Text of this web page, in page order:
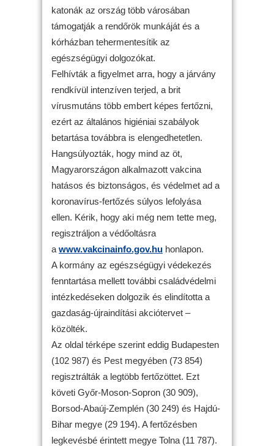
katonák az ország több városában
támogatják a rendőrök munkáját és a
kórházban tehermentesítik az
egészségügyi dolgozókat.
Felhívták a figyelmet arra, hogy a járvány
rendkívül intenzíven terjed, a brit
vírusmutáns több embert képes fertőzni,
ezért az általános higiéniai szabályok
betartása továbbra is elengedhetetlen.
Hangsúlyozták, hogy mind az öt,
Magyarországon alkalmazott vakcina
hatásos és biztonságos, és védelmet ad a
koronavírus-fertőzés súlyos lefolyása
ellen. Kérik, hogy aki még nem tette meg,
regisztráljon a védőoltásra
a www.vakcinainfo.gov.hu honlapon.
A kormány az egészségügyi védekezés
fenntartása mellett további családvédelmi
intézkedéseken dolgozik és elindította a
gazdaság-újraindítási akciótervet –
közölték.
Az oldal térképe szerint eddig Budapesten
(102 987) és Pest megyében (73 854)
regisztrálták a legtöbb fertőzöttet. Ezt
követi Győr-Moson-Sopron (30 909),
Borsod-Abaúj-Zemplén (30 249) és Hajdú-
Bihar megye (29 194). A fertőzésben
legkevésbé érintett megye Tolna (11 787).